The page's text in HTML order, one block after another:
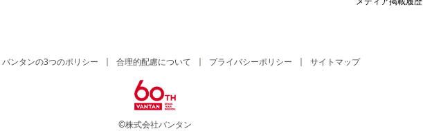
バンタンの3つのポリシー 合理的配慮について プライバシーポリシー サイトマップ
©株式会社バンタン